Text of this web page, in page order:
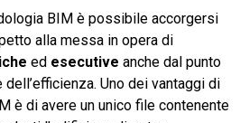
BIM è possibile accorgersi
alla messa in opera di
ed esecutive anche dal punto
Uno dei vantaggi di
è di avere un unico file contenente